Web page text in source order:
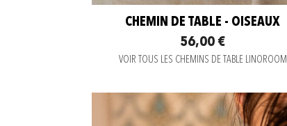
CHEMIN DE TABLE - OISEAUX
56,00 €
VOIR TOUS LES CHEMINS DE TABLE LINOROOM